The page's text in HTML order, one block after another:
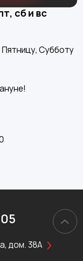
сб и вс
Пятницу, Субботу
дом. 38А